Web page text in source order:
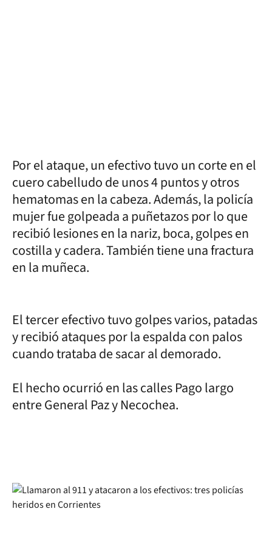
Por el ataque, un efectivo tuvo un corte en el
cuero cabelludo de unos 4 puntos y otros
hematomas en la cabeza. Además, la policía
mujer fue golpeada a puñetazos por lo que
recibió lesiones en la nariz, boca, golpes en
costilla y cadera. También tiene una fractura
en la muñeca.
El tercer efectivo tuvo golpes varios, patadas
y recibió ataques por la espalda con palos
cuando trataba de sacar al demorado.
El hecho ocurrió en las calles Pago largo
entre General Paz y Necochea.